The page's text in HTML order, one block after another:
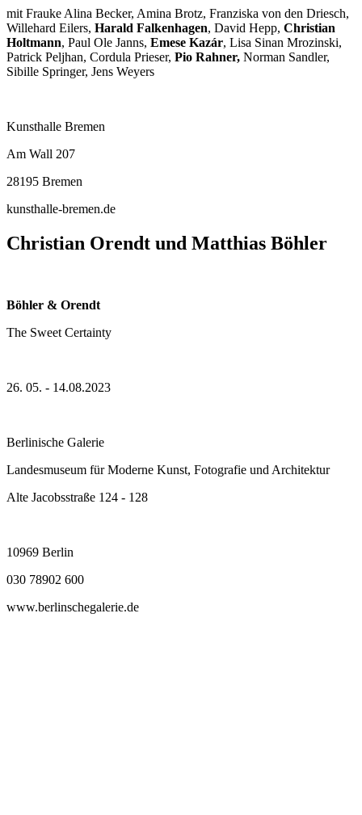
mit Frauke Alina Becker, Amina Brotz, Franziska von den Driesch,
Willehard Eilers, Harald Falkenhagen, David Hepp, Christian
Holtmann, Paul Ole Janns, Emese Kazár, Lisa Sinan Mrozinski,
Patrick Peljhan, Cordula Prieser, Pio Rahner, Norman Sandler,
Sibille Springer, Jens Weyers
Kunsthalle Bremen
Am Wall 207
28195 Bremen
kunsthalle-bremen.de
Christian Orendt und Matthias Böhler
Böhler & Orendt
The Sweet Certainty
26. 05. - 14.08.2023
Berlinische Galerie
Landesmuseum für Moderne Kunst, Fotografie und Architektur
Alte Jacobsstraße 124 - 128
10969 Berlin
030 78902 600
www.berlinschegalerie.de